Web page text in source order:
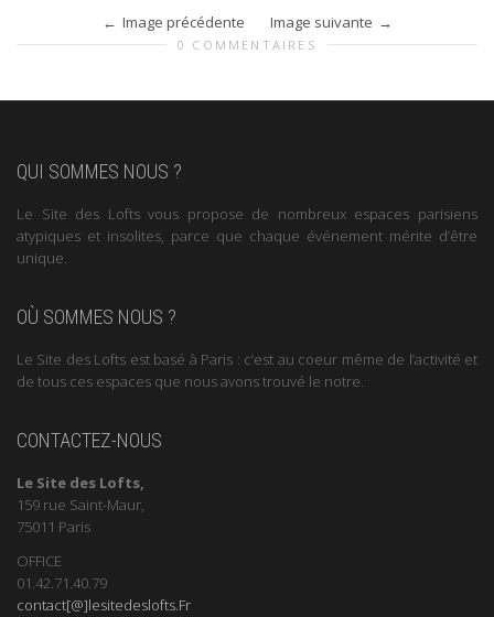
Image précédente Image suivante
0 COMMENTAIRES
QUI SOMMES NOUS ?
Le Site des Lofts vous propose de nombreux espaces parisiens
atypiques et insolites, parce que chaque événement mérite d’être
unique.
OÙ SOMMES NOUS ?
Le Site des Lofts est basé à Paris : c’est au coeur même de l’activité et
de tous ces espaces que nous avons trouvé le notre.
CONTACTEZ-NOUS
Le Site des Lofts,
159 rue Saint-Maur,
75011 Paris
OFFICE
01.42.71.40.79
contact[@]lesitedeslofts.Fr